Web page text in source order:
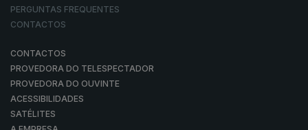
PERGUNTAS FREQUENTES
CONTACTOS
CONTACTOS
PROVEDORA DO TELESPECTADOR
PROVEDORA DO OUVINTE
ACESSIBILIDADES
SATÉLITES